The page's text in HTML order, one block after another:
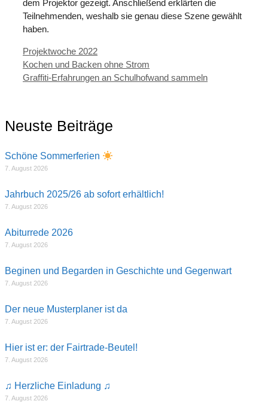
dem Projektor gezeigt. Anschließend erklärten die
Teilnehmenden, weshalb sie genau diese Szene gewählt
haben.
Kategorien
Projektwoche 2022
Kochen und Backen ohne Strom
Graffiti-Erfahrungen an Schulhofwand sammeln
Neuste Beiträge
Schöne Sommerferien
7. August 2026
Jahrbuch 2025/26 ab sofort erhältlich!
7. August 2026
Abiturrede 2026
7. August 2026
Beginen und Begarden in Geschichte und Gegenwart
7. August 2026
Der neue Musterplaner ist da
7. August 2026
Hier ist er: der Fairtrade-Beutel!
7. August 2026
♫ Herzliche Einladung ♫
7. August 2026